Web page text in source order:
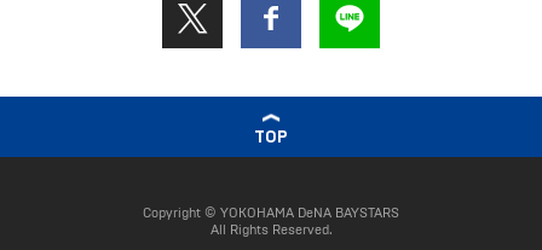
TOP
Copyright © YOKOHAMA DeNA BAYSTARS
All Rights Reserved.